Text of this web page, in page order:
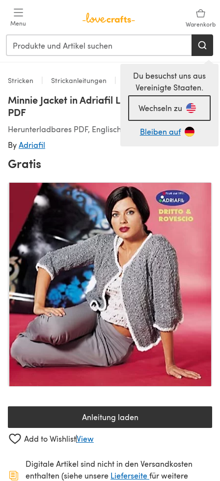
Menu Warenkorb
Du besuchst uns aus
Vereinigte Staaten.
Wechseln zu
Bleiben auf
Stricken Strickanleitungen Jacken
Minnie Jacket in Adriafil Leaf - Downloadable
PDF
Herunterladbares PDF, Englisch
ByAdriafil
Gratis
Anleitung laden(öffnet sich in einem neuen
Add to WishlistView
Digitale Artikel sind nicht in den Versandkosten
enthalten (siehe unsere Lieferseite(öffnet sich in
für weitere